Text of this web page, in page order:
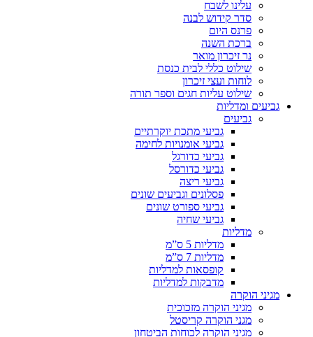
עלינו לשבח
סדר קידוש לבנה
פרנס היום
ברכת השנה
נר זיכרון מואר
שילוט כללי לבית כנסת
לוחות ועצי זיכרון
שילוט עליות חגים וספר תורה
גביעים ומדליות
גביעים
גביעי מתכת יוקרתיים
גביעי אומנויות לחימה
גביעי כדורגל
גביעי כדורסל
גביעי ריצה
פסלונים וגביעים שונים
גביעי ספורט שונים
גביעי שחיה
מדליות
מדליות 5 ס”מ
מדליות 7 ס”מ
קופסאות למדליות
מדבקות למדליות
מגיני הוקרה
מגיני הוקרה מזכוכית
מגני הוקרה קריסטל
מגיני הוקרה לכוחות הביטחון